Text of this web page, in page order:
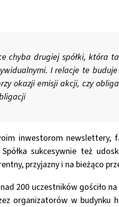
chyba drugiej spółki, która
I relacje te buduje
okazji emisji akcji, czy
inwestorom newslettery,
sukcesywnie też
przyjazny i na bieżąco
200 uczestników gościło
organizatorów w budynku